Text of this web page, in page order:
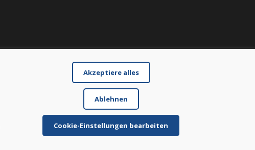
Akzeptiere alles
Ablehnen
Cookie-Einstellungen bearbeiten